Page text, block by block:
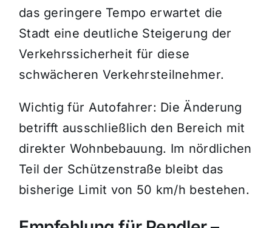
das geringere Tempo erwartet die
Stadt eine deutliche Steigerung der
Verkehrssicherheit für diese
schwächeren Verkehrsteilnehmer.
Wichtig für Autofahrer: Die Änderung
betrifft ausschließlich den Bereich mit
direkter Wohnbebauung. Im nördlichen
Teil der Schützenstraße bleibt das
bisherige Limit von 50 km/h bestehen.